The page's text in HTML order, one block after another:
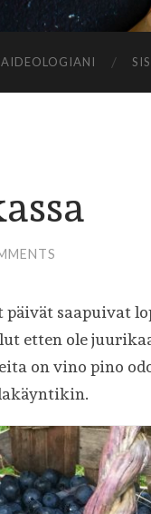
saapuivat
etten ole
on vino pino